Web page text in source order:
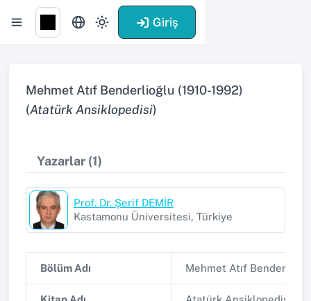
Giriş
Mehmet Atıf Benderlioğlu (1910-1992)
(Atatürk Ansiklopedisi)
Yazarlar (1)
Prof. Dr. Şerif DEMİR
Kastamonu Üniversitesi, Türkiye
Bölüm Adı Mehmet Atıf